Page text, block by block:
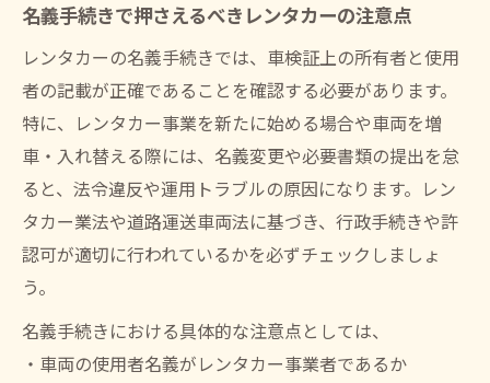
名義手続きで押さえるべきレンタカーの注意点
レンタカーの名義手続きでは、車検証上の所有者と使用
者の記載が正確であることを確認する必要があります。
特に、レンタカー事業を新たに始める場合や車両を増
車・入れ替える際には、名義変更や必要書類の提出を怠
ると、法令違反や運用トラブルの原因になります。レン
タカー業法や道路運送車両法に基づき、行政手続きや許
認可が適切に行われているかを必ずチェックしましょ
う。
名義手続きにおける具体的な注意点としては、
・車両の使用者名義がレンタカー事業者であるか